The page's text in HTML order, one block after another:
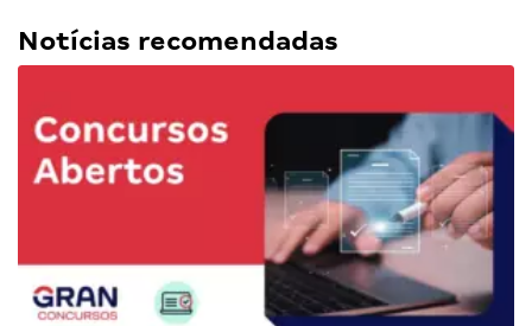
Notícias recomendadas